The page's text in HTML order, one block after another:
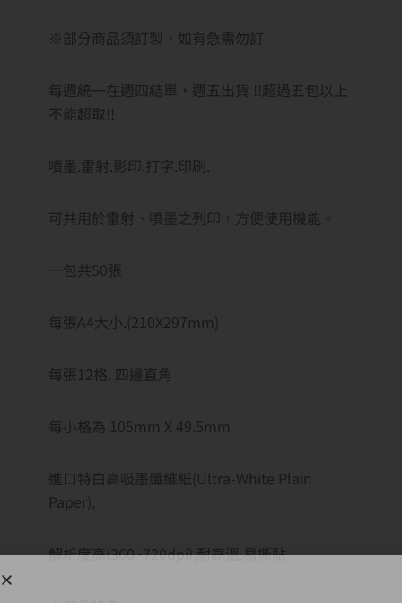
※部分商品須訂製，如有急需勿訂
每週統一在週四結單，週五出貨 !!超過五包以上
不能超取!!
噴墨.雷射.影印.打字.印刷.
可共用於雷射、噴墨之列印，方便使用機能。
一包共50張
每張A4大小.(210X297mm)
每張12格. 四邊直角
每小格為 105mm X 49.5mm
進口特白高吸墨纖維紙(Ultra-White Plain
Paper),
解析度高(360~720dpi),耐高溫,易撕貼